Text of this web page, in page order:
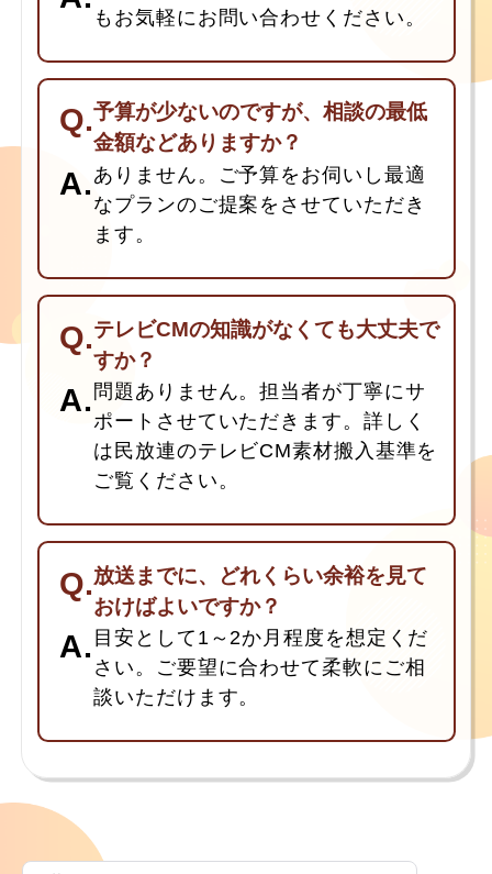
もお気軽にお問い合わせください。
予算が少ないのですが、相談の最低
金額などありますか？
ありません。ご予算をお伺いし最適
なプランのご提案をさせていただき
ます。
テレビCMの知識がなくても大丈夫で
すか？
問題ありません。担当者が丁寧にサ
ポートさせていただきます。詳しく
は民放連のテレビCM素材搬入基準を
ご覧ください。
放送までに、どれくらい余裕を見て
おけばよいですか？
目安として1～2か月程度を想定くだ
さい。ご要望に合わせて柔軟にご相
談いただけます。